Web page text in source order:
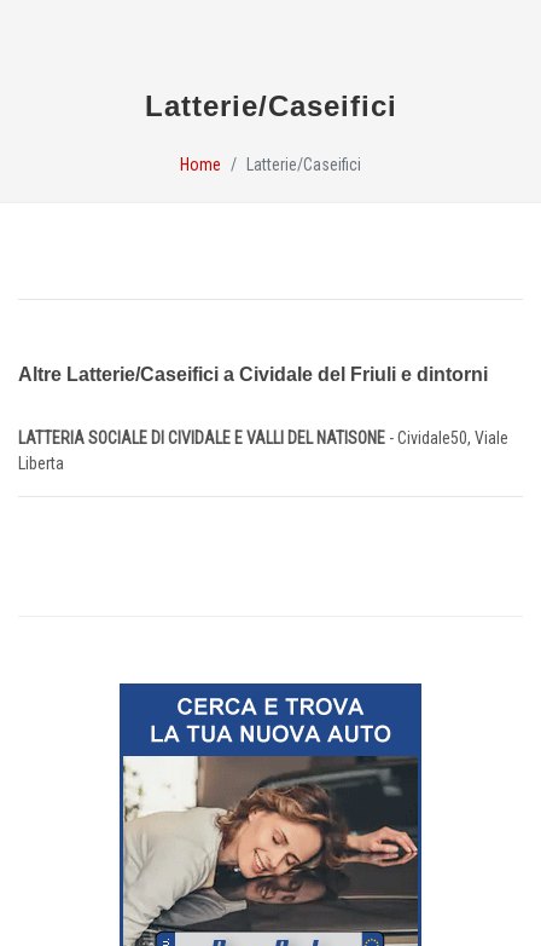
Latterie/Caseifici
Home Latterie/Caseifici
Altre Latterie/Caseifici a Cividale del Friuli e dintorni
LATTERIA SOCIALE DI CIVIDALE E VALLI DEL NATISONE - Cividale50, Viale
Liberta